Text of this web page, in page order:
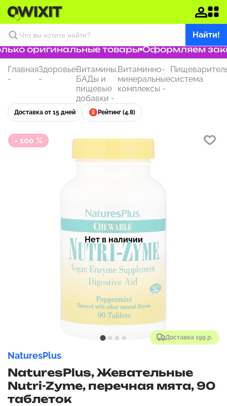
Найти!
оригинальные товары Оформляем
Главная
-
Здоровье
-
Витамины,
БАДы и
пищевые
добавки -
Витаминно-
минеральные
комплексы -
система
Доставка от 15 дней Рейтинг (4.8)
- 100 %
Доставка 199 р.
Нет в наличии
NaturesPlus
NaturesPlus, Жевательные
Nutri-Zyme, перечная мята, 90
таблеток